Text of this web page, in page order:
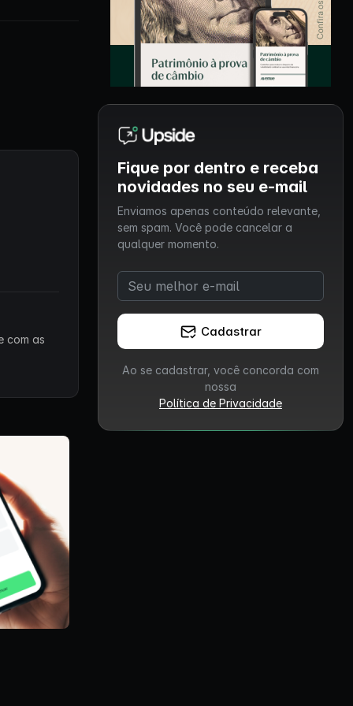
com as
Fique por dentro e receba
novidades no seu e-mail
Enviamos apenas conteúdo relevante,
sem spam. Você pode cancelar a
qualquer momento.
Cadastrar
Ao se cadastrar, você concorda com
nossa
Política de Privacidade